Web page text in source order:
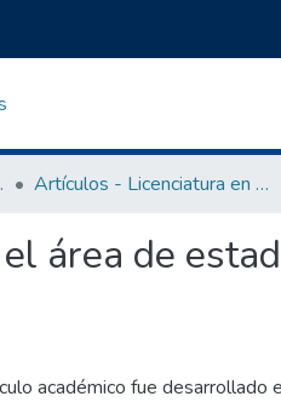
Artículos - Licenciatura en Gestión de la Información Gerencial
área de
académico fue desarrollado